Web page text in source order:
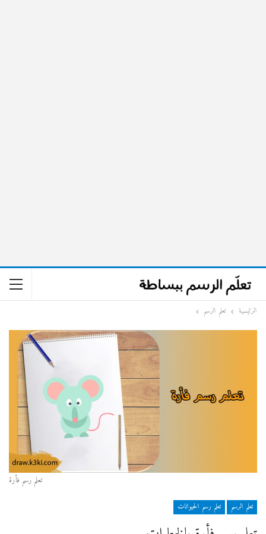
الرئيسية تعلم الرسم
تعلم رسم فأرة
تعلم الرسم تعلم رسم الحيوانات